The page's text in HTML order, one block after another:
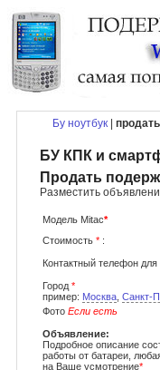
Бу ноутбук
БУ КПК и
Продать
Разместить
Модель Mitac*
Стоимость * :
Контактный телефон для
Город *
пример: Москва Санкт-
Фото Если есть
Объявление:
Подробное описание
работы от батареи,
на Ваше усмотрение*